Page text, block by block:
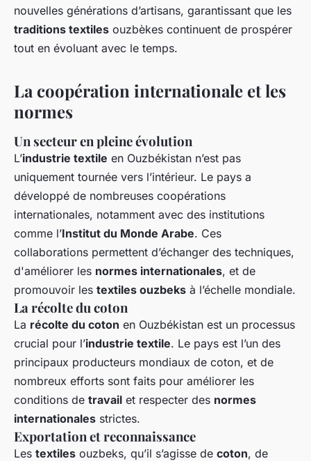
nouvelles générations d’artisans, garantissant que les
traditions textiles ouzbèkes continuent de prospérer
tout en évoluant avec le temps.
La coopération internationale et les
normes
Un secteur en pleine évolution
L’industrie textile en Ouzbékistan n’est pas
uniquement tournée vers l’intérieur. Le pays a
développé de nombreuses coopérations
internationales, notamment avec des institutions
comme l’Institut du Monde Arabe. Ces
collaborations permettent d’échanger des techniques,
d'améliorer les normes internationales, et de
promouvoir les textiles ouzbeks à l’échelle mondiale.
La récolte du coton
La récolte du coton en Ouzbékistan est un processus
crucial pour l’industrie textile. Le pays est l’un des
principaux producteurs mondiaux de coton, et de
nombreux efforts sont faits pour améliorer les
conditions de travail et respecter des normes
internationales strictes.
Exportation et reconnaissance
Les textiles ouzbeks, qu’il s’agisse de coton, de